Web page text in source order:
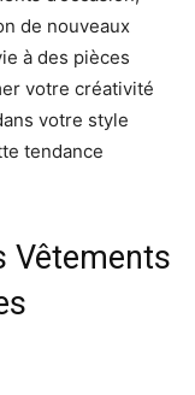
de nouveaux
à des pièces
votre créativité
votre style
tendance
Vêtements